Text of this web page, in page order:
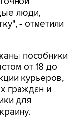
люди,
- отметили
пособники
от 18 до
курьеров,
граждан и
для